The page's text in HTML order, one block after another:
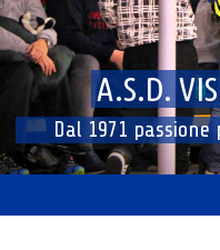
A.S.D.
Dal 1971